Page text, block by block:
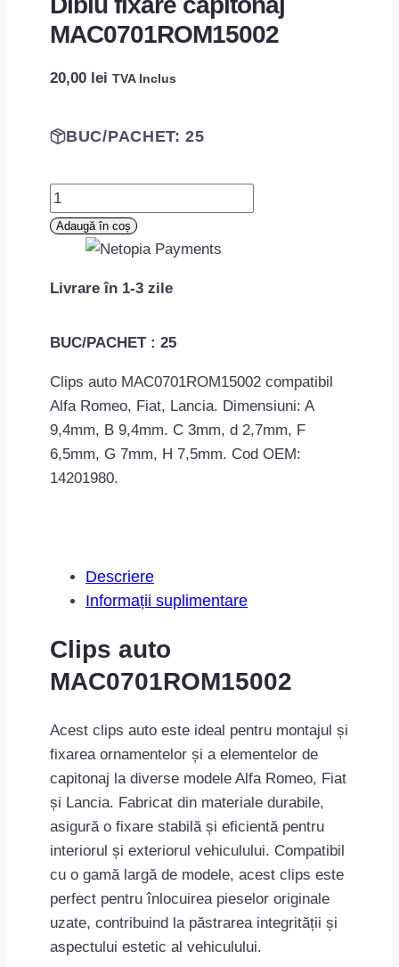
MAC0701ROM15002
20,00 lei TVA Inclus
BUC/PACHET: 25
Cantitate
Diblu
fixare
MAC0701ROM15002
Adaugă în coș
Livrare în 1-3 zile
BUC/PACHET : 25
Clips auto MAC0701ROM15002 compatibil
Alfa Romeo, Fiat, Lancia. Dimensiuni: A
9,4mm, B 9,4mm. C 3mm, d 2,7mm, F
6,5mm, G 7mm, H 7,5mm. Cod OEM:
14201980.
Descriere
Informații suplimentare
Clips auto
MAC0701ROM15002
Acest clips auto este ideal pentru montajul și
fixarea ornamentelor și a elementelor de
capitonaj la diverse modele Alfa Romeo, Fiat
și Lancia. Fabricat din materiale durabile,
asigură o fixare stabilă și eficientă pentru
interiorul și exteriorul vehiculului. Compatibil
cu o gamă largă de modele, acest clips este
perfect pentru înlocuirea pieselor originale
uzate, contribuind la păstrarea integrității și
aspectului estetic al vehiculului.